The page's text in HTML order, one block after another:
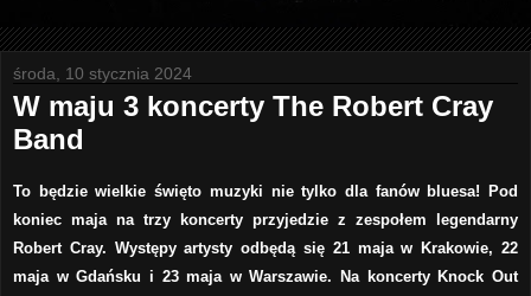
środa, 10 stycznia 2024
W maju 3 koncerty The Robert Cray
Band
To będzie wielkie święto muzyki nie tylko dla fanów bluesa! Pod
koniec maja na trzy koncerty przyjedzie z zespołem legendarny
Robert Cray. Występy artysty odbędą się 21 maja w Krakowie, 22
maja w Gdańsku i 23 maja w Warszawie. Na koncerty Knock Out